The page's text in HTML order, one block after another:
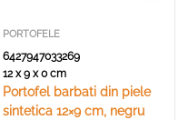
PORTOFELE
6427947033269
12 x 9 x 0 cm
Portofel barbati din piele
sintetica 12×9 cm, negru